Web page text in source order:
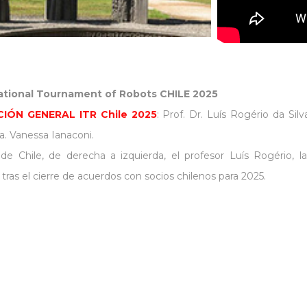
Tournament of Robots CHILE 2025
GENERAL ITR Chile 2025: Prof. Dr. Luís Rogério da
Vanessa Ianaconi.
Chile, de derecha a izquierda, el profesor Luís Rogério,
el cierre de acuerdos con socios chilenos para 2025.